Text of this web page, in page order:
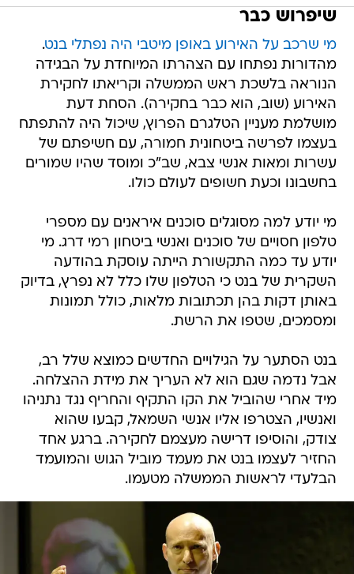
שיפרוש כבר
מי שרכב על האירוע באופן מיטבי היה נפתלי בנט.
מהדורות נפתחו עם הצהרתו המיוחדת על הבגידה
הנוראה בלשכת ראש הממשלה וקריאתו לחקירת
האירוע (שוב, הוא כבר בחקירה). הסחת דעת
מושלמת מעניין הטלגרם הפרוץ, שיכול היה להתפתח
בעצמו לפרשה ביטחונית חמורה, עם חשיפתם של
עשרות ומאות אנשי צבא, שב"כ ומוסד שהיו שמורים
בחשבונו וכעת חשופים לעולם כולו.
מי יודע למה מסוגלים סוכנים איראנים עם מספרי
טלפון חסויים של סוכנים ואנשי ביטחון רמי דרג. מי
יודע עד כמה התקשורת הייתה עוסקת בהודעה
השקרית של בנט כי הטלפון שלו כלל לא נפרץ, בדיוק
באותן דקות בהן תכתובות מלאות, כולל תמונות
ומסמכים, שטפו את הרשת.
בנט הסתער על הגילויים החדשים כמוצא שלל רב,
אבל נדמה שגם הוא לא העריך את מידת ההצלחה.
מיד אחרי שהוביל את הקו התקיף והחריף נגד נתניהו
ואנשיו, הצטרפו אליו אנשי השמאל, קבעו שהוא
צודק, והוסיפו דרישה מעצמם לחקירה. ברגע אחד
החזיר לעצמו בנט את מעמד מוביל הגוש והמועמד
הבלעדי לראשות הממשלה מטעמו.